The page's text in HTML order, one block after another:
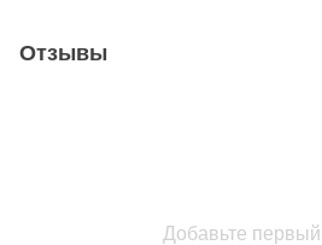
Отзывы
Добавьте